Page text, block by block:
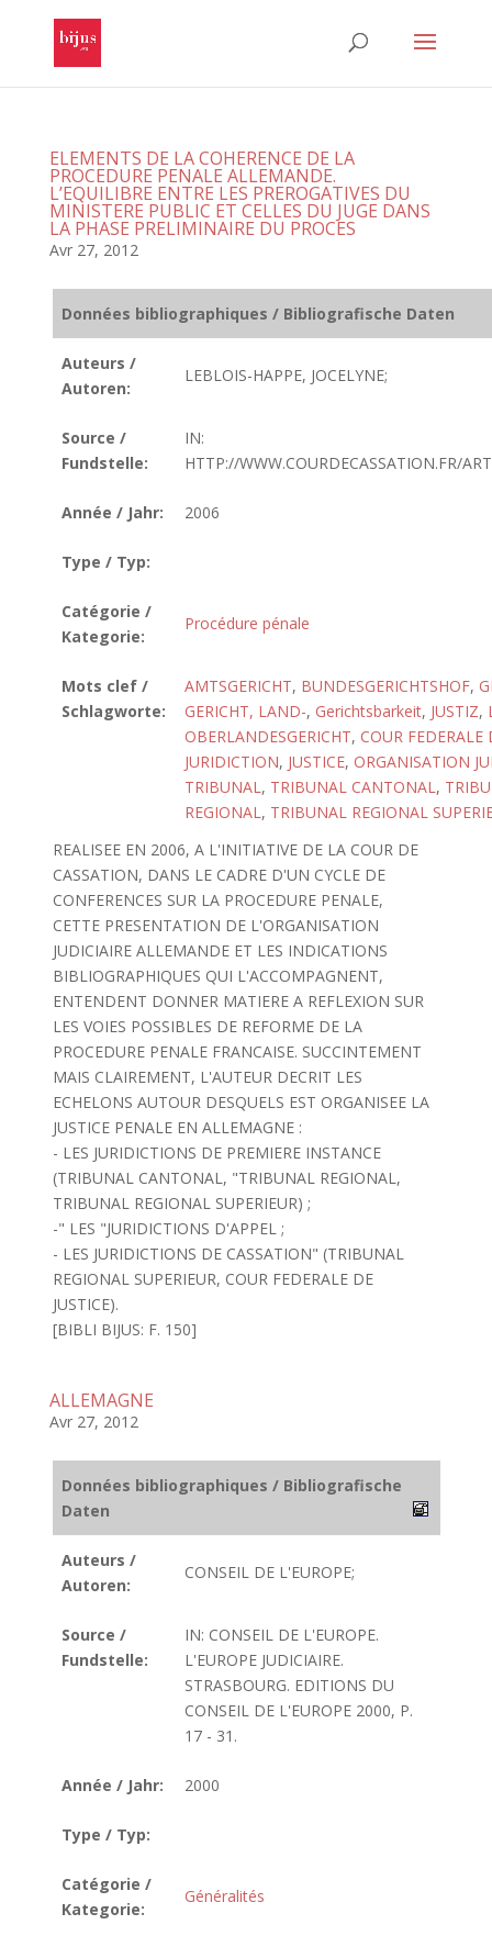
ELEMENTS DE LA COHERENCE DE LA
PROCEDURE PENALE ALLEMANDE.
L’EQUILIBRE ENTRE LES PREROGATIVES DU
MINISTERE PUBLIC ET CELLES DU JUGE DANS
LA PHASE PRELIMINAIRE DU PROCES
Avr 27, 2012
Données bibliographiques / Bibliografische Daten
Auteurs /
Autoren:
LEBLOIS-HAPPE, JOCELYNE;
Source /
Fundstelle:
IN:
HTTP://WWW.COURDECASSATION.FR/
Année / Jahr: 2006
Type / Typ:
Catégorie /
Kategorie:
Procédure pénale
Mots clef /
Schlagworte:
AMTSGERICHT, BUNDESGERICHTSHOF,
GERICHT, LAND-, Gerichtsbarkeit, JUSTIZ,
OBERLANDESGERICHT, COUR FEDERALE
JURIDICTION, JUSTICE, ORGANISATION
TRIBUNAL, TRIBUNAL CANTONAL,
REGIONAL, TRIBUNAL REGIONAL
REALISEE EN 2006, A L'INITIATIVE DE LA COUR DE
CASSATION, DANS LE CADRE D'UN CYCLE DE
CONFERENCES SUR LA PROCEDURE PENALE,
CETTE PRESENTATION DE L'ORGANISATION
JUDICIAIRE ALLEMANDE ET LES INDICATIONS
BIBLIOGRAPHIQUES QUI L'ACCOMPAGNENT,
ENTENDENT DONNER MATIERE A REFLEXION SUR
LES VOIES POSSIBLES DE REFORME DE LA
PROCEDURE PENALE FRANCAISE. SUCCINTEMENT
MAIS CLAIREMENT, L'AUTEUR DECRIT LES
ECHELONS AUTOUR DESQUELS EST ORGANISEE LA
JUSTICE PENALE EN ALLEMAGNE :
- LES JURIDICTIONS DE PREMIERE INSTANCE
(TRIBUNAL CANTONAL, "TRIBUNAL REGIONAL,
TRIBUNAL REGIONAL SUPERIEUR) ;
-" LES "JURIDICTIONS D'APPEL ;
- LES JURIDICTIONS DE CASSATION" (TRIBUNAL
REGIONAL SUPERIEUR, COUR FEDERALE DE
JUSTICE).
[BIBLI BIJUS: F. 150]
ALLEMAGNE
Avr 27, 2012
Données bibliographiques / Bibliografische
Daten
Auteurs /
Autoren:
CONSEIL DE L'EUROPE;
Source /
Fundstelle:
IN: CONSEIL DE L'EUROPE.
L'EUROPE JUDICIAIRE.
STRASBOURG. EDITIONS DU
CONSEIL DE L'EUROPE 2000, P.
17 - 31.
Année / Jahr: 2000
Type / Typ:
Catégorie /
Kategorie:
Généralités